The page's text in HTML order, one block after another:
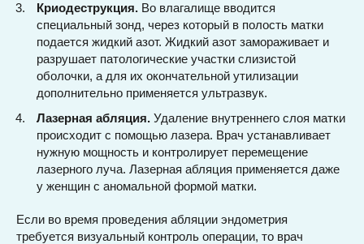
Криодеструкция. Во влагалище вводится
специальный зонд, через который в полость матки
подается жидкий азот. Жидкий азот замораживает и
разрушает патологические участки слизистой
оболочки, а для их окончательной утилизации
дополнительно применяется ультразвук.
Лазерная абляция. Удаление внутреннего слоя матки
происходит с помощью лазера. Врач устанавливает
нужную мощность и контролирует перемещение
лазерного луча. Лазерная абляция применяется даже
у женщин с аномальной формой матки.
Если во время проведения абляции эндометрия
требуется визуальный контроль операции, то врач